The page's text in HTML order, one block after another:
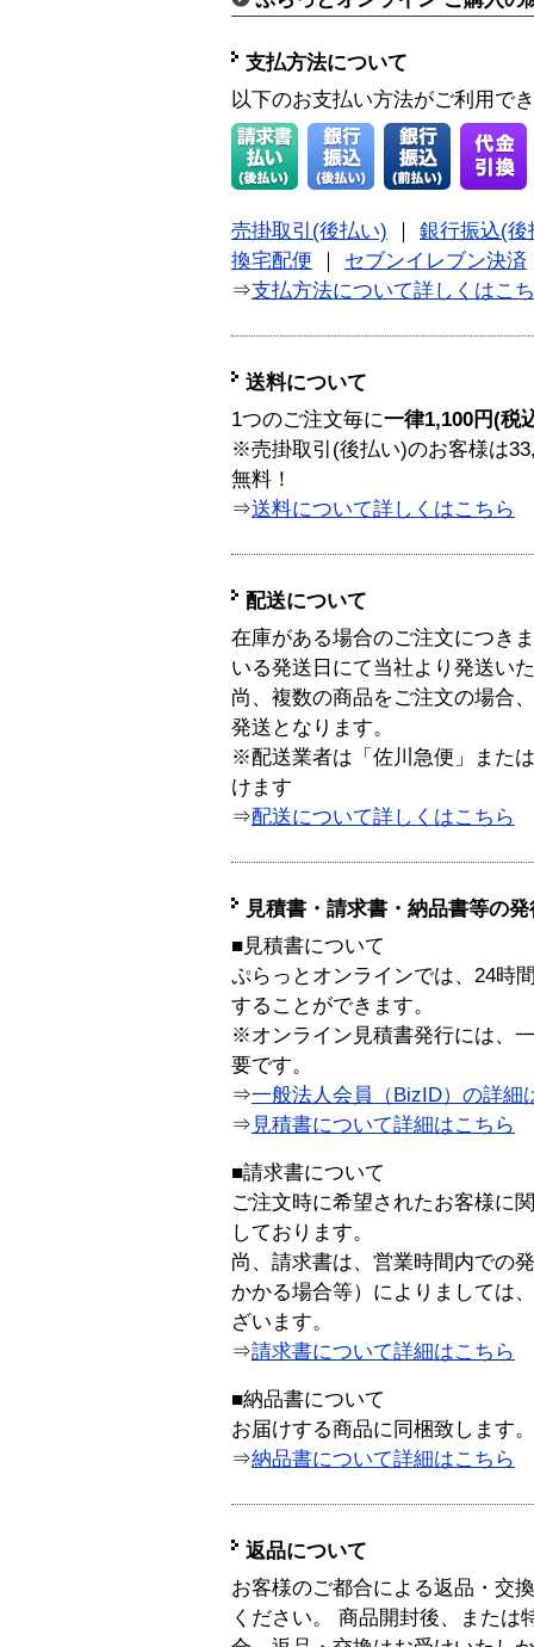
支払方法について
以下のお支払い方法がご利用で
売掛取引(後払い)
銀行振込(後
換宅配便
セブンイレブン決済
⇒支払方法について詳しくはこ
送料について
1つのご注文毎に一律1,100円(税
※売掛取引(後払い)のお客様は
無料！
⇒送料について詳しくはこちら
配送について
在庫がある場合のご注文につき
いる発送日にて当社より発送い
尚、複数の商品をご注文の場合
発送となります。
※配送業者は「佐川急便」また
けます
⇒配送について詳しくはこちら
見積書・請求書・納品書等の
■見積書について
ぷらっとオンラインでは、24時
することができます。
※オンライン見積書発行には、
要です。
⇒一般法人会員（BizID）の詳細
⇒ 見積書について詳細はこちら
■請求書について
ご注文時に希望されたお客様に
しております。
尚、請求書は、営業時間内での
かかる場合等）によりましては
ざいます。
⇒請求書について詳細はこちら
■納品書について
お届けする商品に同梱致します。
⇒納品書について詳細はこちら
返品について
お客様のご都合による返品・交
ください。 商品開封後、または